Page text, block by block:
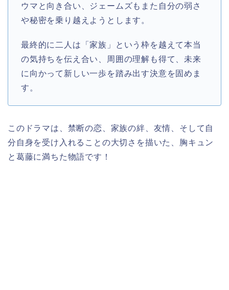
ウマと向き合い、ジェームズもまた自分の弱さ
や秘密を乗り越えようとします。
最終的に二人は「家族」という枠を越えて本当
の気持ちを伝え合い、周囲の理解も得て、未来
に向かって新しい一歩を踏み出す決意を固めま
す。
このドラマは、禁断の恋、家族の絆、友情、そして自
分自身を受け入れることの大切さを描いた、胸キュン
と葛藤に満ちた物語です！